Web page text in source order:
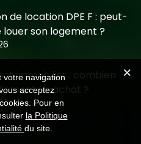
de location DPE F : peut-
son logement ?
immobilier : combien
un achat ?
votre navigation
acceptez
Pour en
la Politique
du site.